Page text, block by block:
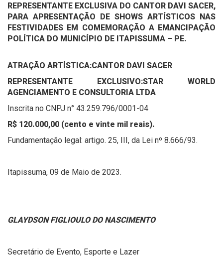
REPRESENTANTE EXCLUSIVA DO CANTOR DAVI SACER,
PARA APRESENTAÇÃO DE SHOWS ARTÍSTICOS NAS
FESTIVIDADES EM COMEMORAÇÃO A EMANCIPAÇÃO
POLÍTICA DO MUNICÍPIO DE ITAPISSUMA – PE.
ATRAÇÃO ARTÍSTICA:CANTOR DAVI SACER
REPRESENTANTE EXCLUSIVO:STAR WORLD
AGENCIAMENTO E CONSULTORIA LTDA
Inscrita no CNPJ n° 43.259.796/0001-04
R$ 120.000,00 (cento e vinte mil reais).
Fundamentação legal: artigo. 25, III, da Lei nº 8.666/93.
Itapissuma, 09 de Maio de 2023.
GLAYDSON FIGLIOULO DO NASCIMENTO
Secretário de Evento, Esporte e Lazer